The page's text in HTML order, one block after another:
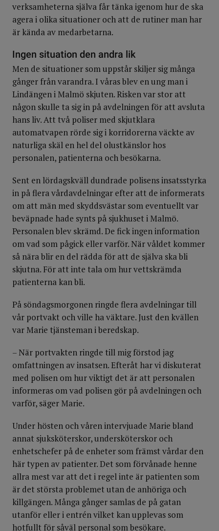
verksamheterna själva får tänka igenom hur de ska
agera i olika situationer och att de rutiner man har
är kända av medarbetarna.
Ingen situation den andra lik
Men de situationer som uppstår skiljer sig många
gånger från varandra. I våras blev en ung man i
Lindängen i Malmö skjuten. Risken var stor att
någon skulle ta sig in på avdelningen för att avsluta
hans liv. Att två poliser med skjutklara
automatvapen rörde sig i korridorerna väckte av
naturliga skäl en hel del olustkänslor hos
personalen, patienterna och besökarna.
Sent en lördagskväll dundrade polisens insatsstyrka
in på flera vårdavdelningar efter att de informerats
om att män med skyddsvästar som eventuellt var
beväpnade hade synts på sjukhuset i Malmö.
Personalen blev skrämd. De fick ingen information
om vad som pågick eller varför. När våldet kommer
så nära blir en del rädda för att de själva ska bli
skjutna. För att inte tala om hur vettskrämda
patienterna kan bli.
På söndagsmorgonen ringde flera avdelningar till
vår portvakt och ville ha väktare. Just den kvällen
var Marie tjänsteman i beredskap.
– När portvakten ringde till mig förstod jag
omfattningen av insatsen. Efteråt har vi diskuterat
med polisen om hur viktigt det är att personalen
informeras om vad polisen gör på avdelningen och
varför, säger Marie.
Under hösten och våren intervjuade Marie bland
annat sjuksköterskor, undersköterskor och
enhetschefer på de enheter som främst vårdar den
här typen av patienter. Det som förvånade henne
allra mest var att det i regel inte är patienten som
är det största problemet utan de anhöriga och
killgängen. Många gånger samlas de på gatan
utanför eller i entrén vilket kan upplevas som
hotfullt för såväl personal som besökare.